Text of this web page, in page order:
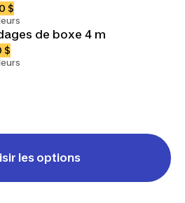
$
de boxe 4 m
$
les options